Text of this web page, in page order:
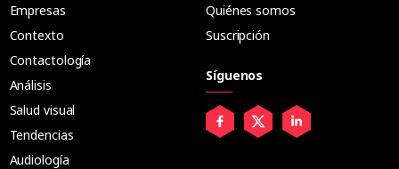
Empresas
Contexto
Contactología
Análisis
Salud visual
Tendencias
Audiología
Quiénes somos
Suscripción
Síguenos